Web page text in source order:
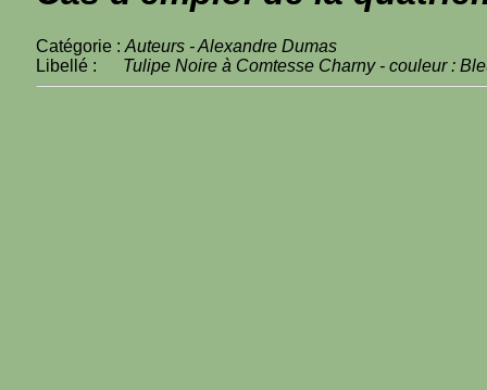
Catégorie : Auteurs - Alexandre Dumas
Libellé : Tulipe Noire à Comtesse Charny - couleur :